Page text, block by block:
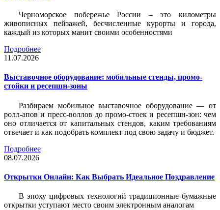
Черноморское побережье России – это километры
живописных пейзажей, бесчисленные курорты и города,
каждый из которых манит своими особенностями
Подробнее
11.07.2026
Выставочное оборудование: мобильные стенды, промо-
стойки и ресепшн-зоны
Разбираем мобильное выставочное оборудование — от
ролл-апов и пресс-воллов до промо-стоек и ресепшн-зон: чем
оно отличается от капитальных стендов, каким требованиям
отвечает и как подобрать комплект под свою задачу и бюджет.
Подробнее
08.07.2026
Открытки Онлайн: Как Выбрать Идеальное Поздравление
В эпоху цифровых технологий традиционные бумажные
открытки уступают место своим электронным аналогам